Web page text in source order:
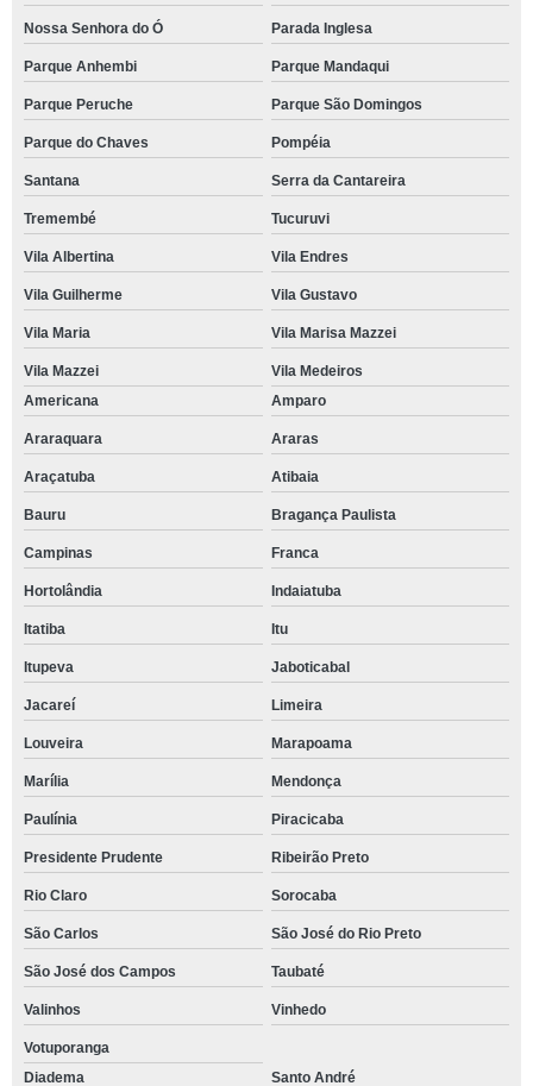
Nossa Senhora do Ó Parada Inglesa
Parque Anhembi Parque Mandaqui
Parque Peruche Parque São Domingos
Parque do Chaves Pompéia
Santana Serra da Cantareira
Tremembé Tucuruvi
Vila Albertina Vila Endres
Vila Guilherme Vila Gustavo
Vila Maria Vila Marisa Mazzei
Vila Mazzei
Vila Medeiros
Americana
Amparo
Araraquara Araras
Araçatuba Atibaia
Bauru Bragança Paulista
Campinas Franca
Hortolândia Indaiatuba
Itatiba Itu
Itupeva Jaboticabal
Jacareí Limeira
Louveira Marapoama
Marília Mendonça
Paulínia Piracicaba
Presidente Prudente Ribeirão Preto
Rio Claro Sorocaba
São Carlos São José do Rio Preto
São José dos Campos Taubaté
Valinhos Vinhedo
Votuporanga
Diadema
Santo André